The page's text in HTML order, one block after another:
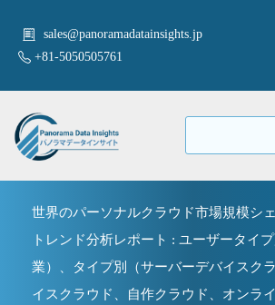
sales@panoramadatainsights.jp
+81-5050505761
世界のパーソナルクラウド市場規模シ
トレンド分析レポート : ユーザータイ
業）、タイプ別（サーバーデバイスク
イスクラウド、自作クラウド、オンラ